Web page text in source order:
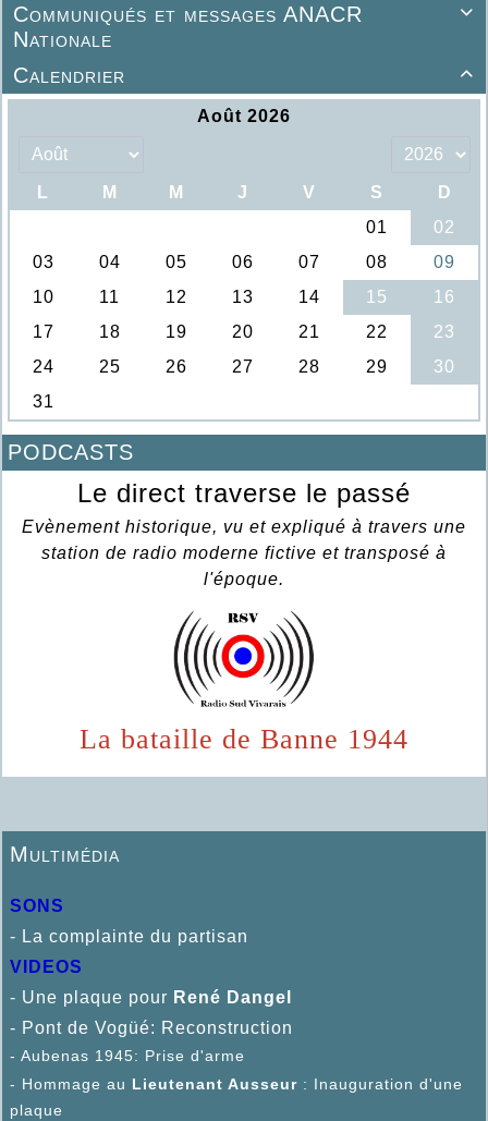

Communiqués et messages ANACR
Nationale

Calendrier
PODCASTS
Le direct traverse le passé
Evènement historique, vu et expliqué à travers une
station de radio moderne fictive et transposé à
l'époque.
La bataille de Banne 1944
Multimédia
SONS
- La complainte du partisan
VIDEOS
- Une plaque pour René Dangel
- Pont de Vogüé: Reconstruction
- Aubenas 1945: Prise d'arme
- Hommage au Lieutenant Ausseur : Inauguration d'une
plaque